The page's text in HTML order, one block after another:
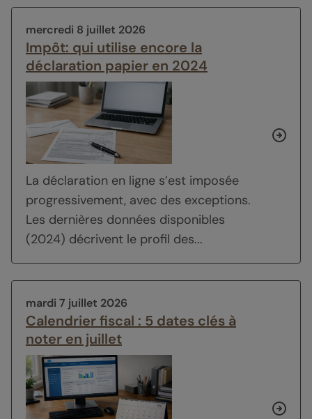
mercredi 8 juillet 2026
Impôt: qui utilise encore la
déclaration papier en 2024
La déclaration en ligne s’est imposée
progressivement, avec des exceptions.
Les dernières données disponibles
(2024) décrivent le profil des...
mardi 7 juillet 2026
Calendrier fiscal : 5 dates clés à
noter en juillet